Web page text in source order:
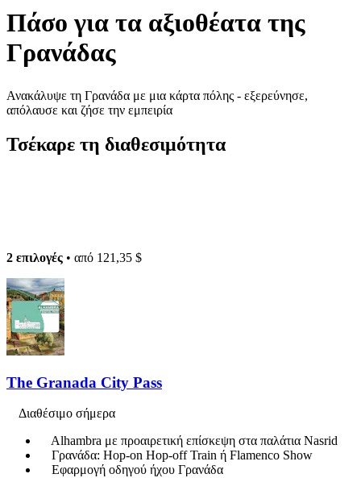
Πάσο για τα αξιοθέατα της
Γρανάδας
Ανακάλυψε τη Γρανάδα με μια κάρτα πόλης - εξερεύνησε,
απόλαυσε και ζήσε την εμπειρία
Τσέκαρε τη διαθεσιμότητα
2 επιλογές • από 121,35 $
The Granada City Pass
Διαθέσιμο σήμερα
Alhambra με προαιρετική επίσκεψη στα παλάτια Nasrid
Γρανάδα: Hop-on Hop-off Train ή Flamenco Show
Εφαρμογή οδηγού ήχου Γρανάδα